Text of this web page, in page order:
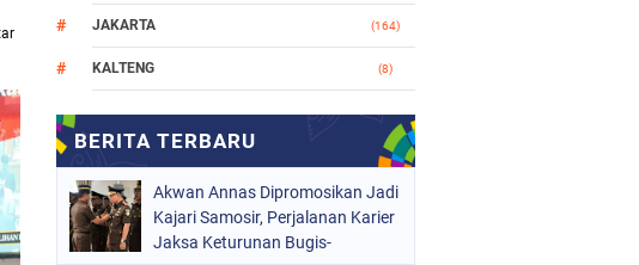
JAKARTA (164)
KALTENG (8)
MAKASSAR
(966)
ORGANISASI (212)
PERISTIWA
Akwan Annas Dipromosikan Jadi
Kajari Samosir, Perjalanan Karier
Jaksa Keturunan Bugis-